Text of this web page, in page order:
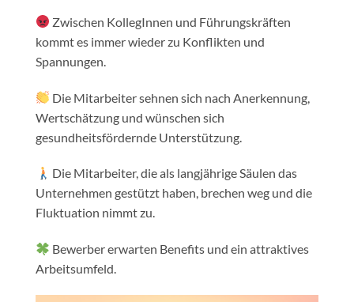
Zwischen KollegInnen und Führungskräften
kommt es immer wieder zu Konflikten und
Spannungen.
Die Mitarbeiter sehnen sich nach Anerkennung,
Wertschätzung und wünschen sich
gesundheitsfördernde Unterstützung.
Die Mitarbeiter, die als langjährige Säulen das
Unternehmen gestützt haben, brechen weg und die
Fluktuation nimmt zu.
Bewerber erwarten Benefits und ein attraktives
Arbeitsumfeld.